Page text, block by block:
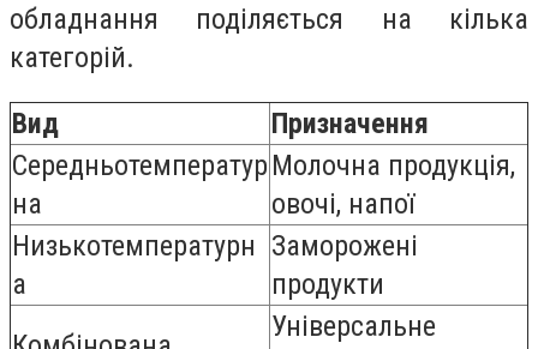
обладнання поділяється на кілька
категорій.
Вид
Призначення
Середньотемператур
на
Молочна продукція,
овочі, напої
Низькотемпературн
а
Заморожені
продукти
Універсальне